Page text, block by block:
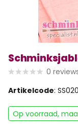
0
Artikelcode:
Op voorraad,